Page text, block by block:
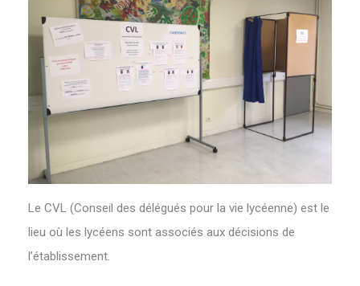
Le CVL (Conseil des délégués pour la vie lycéenne) est le
lieu où les lycéens sont associés aux décisions de
l’établissement.